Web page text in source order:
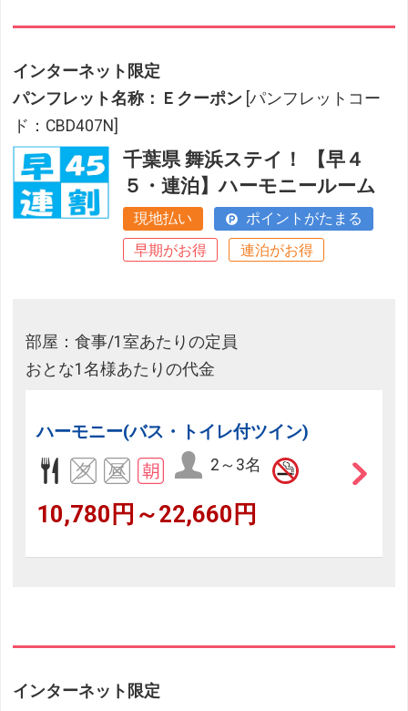
インターネット限定
パンフレット名称：Ｅクーポン [パンフレットコー
ド：CBD407N]
千葉県 舞浜ステイ！ 【早４
５・連泊】ハーモニールーム
現地払い
ポイントがたまる
早期がお得
連泊がお得
部屋：食事/1室あたりの定員
おとな1名様あたりの代金
ハーモニー(バス・トイレ付ツイン)
2～3名
10,780円～22,660円
インターネット限定